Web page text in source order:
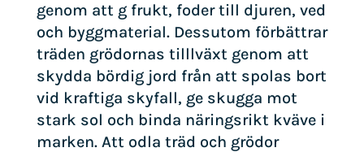
genom att g frukt, foder till djuren, ved
och byggmaterial. Dessutom förbättrar
träden grödornas tilllväxt genom att
skydda bördig jord från att spolas bort
vid kraftiga skyfall, ge skugga mot
stark sol och binda näringsrikt kväve i
marken. Att odla träd och grödor